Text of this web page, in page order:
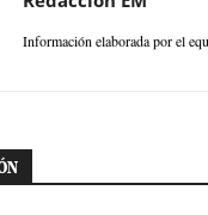
Información elaborada por el